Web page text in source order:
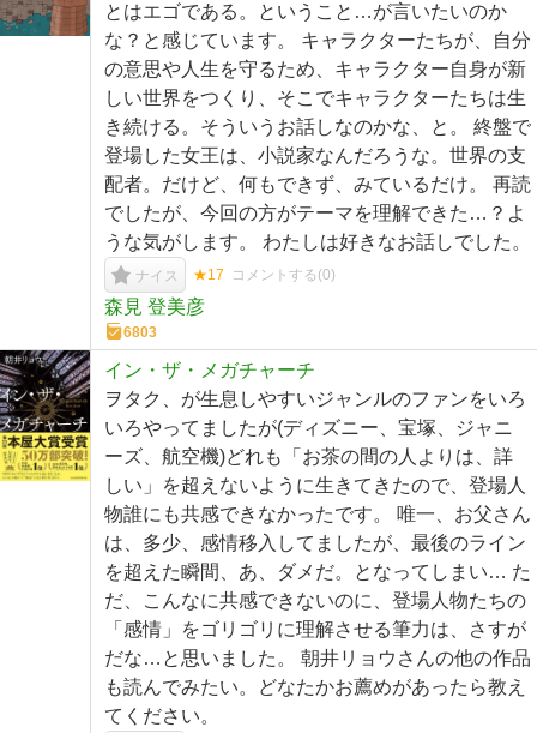
とはエゴである。ということ…が言いたいのか
な？と感じています。 キャラクターたちが、自分
の意思や人生を守るため、キャラクター自身が新
しい世界をつくり、そこでキャラクターたちは生
き続ける。そういうお話しなのかな、と。 終盤で
登場した女王は、小説家なんだろうな。世界の支
配者。だけど、何もできず、みているだけ。 再読
でしたが、今回の方がテーマを理解できた…？よ
うな気がします。 わたしは好きなお話しでした。
ナイス ★17 コメントする(0)
森見 登美彦
6803
イン・ザ・メガチャーチ
ヲタク、が生息しやすいジャンルのファンをいろ
いろやってましたが(ディズニー、宝塚、ジャニ
ーズ、航空機)どれも「お茶の間の人よりは、詳
しい」を超えないように生きてきたので、登場人
物誰にも共感できなかったです。 唯一、お父さん
は、多少、感情移入してましたが、最後のライン
を超えた瞬間、あ、ダメだ。となってしまい… た
だ、こんなに共感できないのに、登場人物たちの
「感情」をゴリゴリに理解させる筆力は、さすが
だな…と思いました。 朝井リョウさんの他の作品
も読んでみたい。どなたかお薦めがあったら教え
てください。